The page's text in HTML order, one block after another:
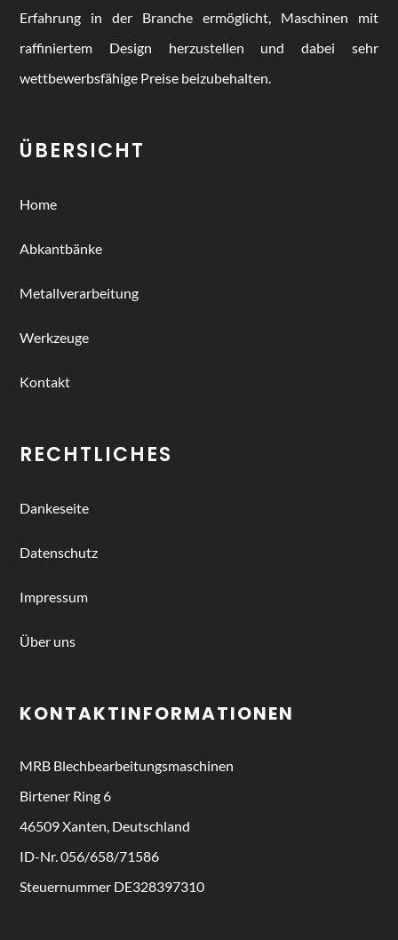
Erfahrung in der Branche ermöglicht, Maschinen mit
raffiniertem Design herzustellen und dabei sehr
wettbewerbsfähige Preise beizubehalten.
ÜBERSICHT
Home
Abkantbänke
Metallverarbeitung
Werkzeuge
Kontakt
RECHTLICHES
Dankeseite
Datenschutz
Impressum
Über uns
KONTAKTINFORMATIONEN
MRB Blechbearbeitungsmaschinen
Birtener Ring 6
46509 Xanten, Deutschland
ID-Nr. 056/658/71586
Steuernummer DE328397310